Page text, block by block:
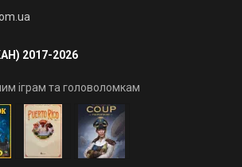
2017-2026
іграм та головоломкам